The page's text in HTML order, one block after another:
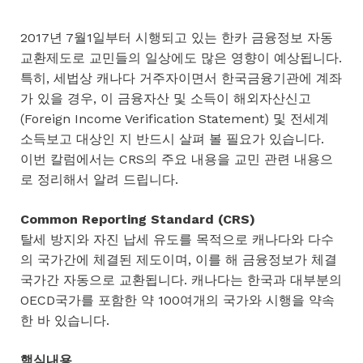
2017년 7월1일부터 시행되고 있는 한카 금융정보 자동
교환제도로 교민들의 일상에도 많은 영향이 예상됩니다.
특히, 세법상 캐나다 거주자이면서 한국금융기관에 계좌
가 있을 경우, 이 금융자산 및 소득이 해외자산신고
(Foreign Income Verification Statement) 및 전세계
소득보고 대상인 지 반드시 살펴 볼 필요가 있습니다.
이번 칼럼에서는 CRS의 주요 내용을 교민 관련 내용으
로 정리해서 알려 드립니다.
Common Reporting Standard (CRS)
탈세 방지와 자진 납세 유도를 목적으로 캐나다와 다수
의 국가간에 체결된 제도이며, 이를 해 금융정보가 체결
국가간 자동으로 교환됩니다. 캐나다는 한국과 대부분의
OECD국가를 포함한 약 100여개의 국가와 시행을 약속
한 바 있습니다.
핵심내용